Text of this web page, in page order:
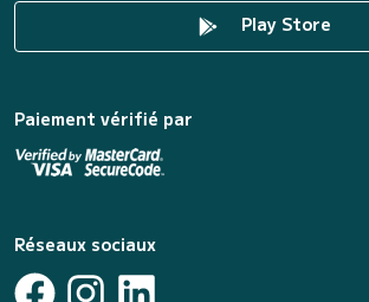
Play Store
Paiement vérifié par
Réseaux sociaux